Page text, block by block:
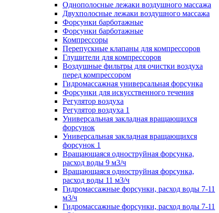
Однополосные лежаки воздушного массажа
Двухполосные лежаки воздушного массажа
Форсунки барботажные
Форсунки барботажные
Компрессоры
Перепускные клапаны для компрессоров
Глушители для компрессоров
Воздушные фильтры для очистки воздуха
перед компрессором
Гидромассажная универсальная форсунка
Форсунки для искусственного течения
Регулятор воздуха
Регулятор воздуха 1
Универсальная закладная вращающихся
форсунок
Универсальная закладная вращающихся
форсунок 1
Вращающаяся одноструйная форсунка,
расход воды 9 м3/ч
Вращающаяся одноструйная форсунка,
расход воды 11 м3/ч
Гидромассажные форсунки, расход воды 7-11
м3/ч
Гидромассажные форсунки, расход воды 7-11